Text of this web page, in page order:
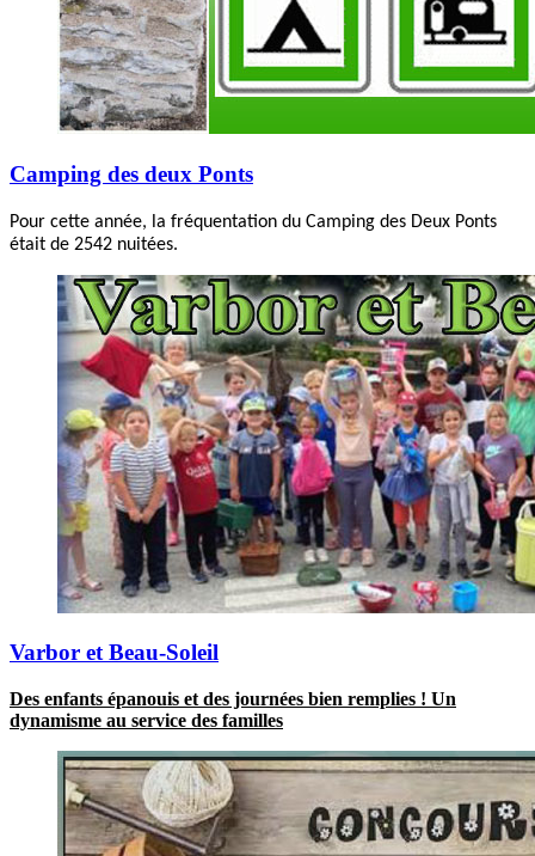
Camping des deux Ponts
Pour cette année, la fréquentation du Camping des Deux Ponts
était de 2542 nuitées.
Varbor et Beau-Soleil
Des enfants épanouis et des journées bien remplies ! Un
dynamisme au service des familles